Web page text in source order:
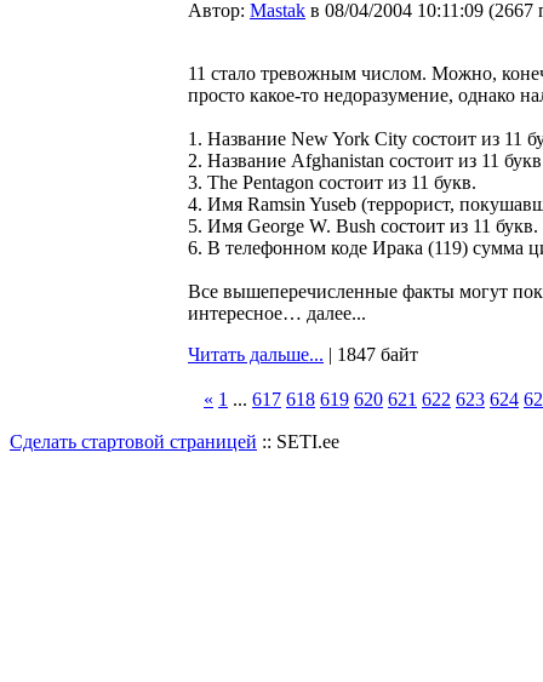
Автор: Мastak в 08/04/2004 10:11:09 (2667
11 стало тревожным числом. Можно,
просто какое-то недоразумение, однако
1. Название New York City состоит из 11
2. Название Afghanistan состоит из 11
3. The Pentagon состоит из 11 букв.
4. Имя Ramsin Yuseb (террорист,
5. Имя George W. Bush состоит из 11 букв.
6. В телефонном коде Ирака (119) сумма
Все вышеперечисленные факты могут
интересное… далее...
Читать дальше... | 1847 байт
« 1 ... 617 618 619 620 621 622 623 624
Сделать стартовой страницей :: SETI.ee